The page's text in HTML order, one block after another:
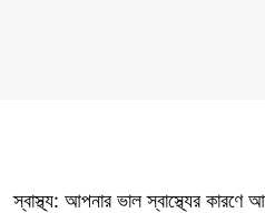
স্বাস্থ্য: আপনার ভাল স্বাস্থ্যের